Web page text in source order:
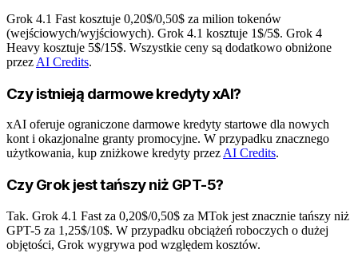
Grok 4.1 Fast kosztuje 0,20$/0,50$ za milion tokenów
(wejściowych/wyjściowych). Grok 4.1 kosztuje 1$/5$. Grok 4
Heavy kosztuje 5$/15$. Wszystkie ceny są dodatkowo obniżone
przez AI Credits.
Czy istnieją darmowe kredyty xAI?
xAI oferuje ograniczone darmowe kredyty startowe dla nowych
kont i okazjonalne granty promocyjne. W przypadku znacznego
użytkowania, kup zniżkowe kredyty przez AI Credits.
Czy Grok jest tańszy niż GPT-5?
Tak. Grok 4.1 Fast za 0,20$/0,50$ za MTok jest znacznie tańszy niż
GPT-5 za 1,25$/10$. W przypadku obciążeń roboczych o dużej
objętości, Grok wygrywa pod względem kosztów.